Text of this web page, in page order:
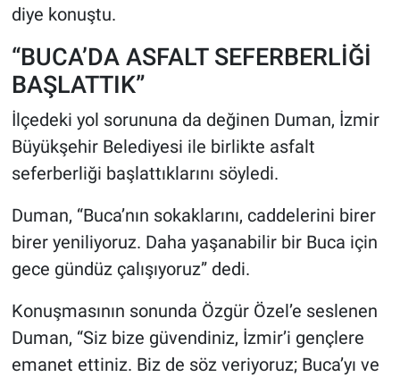
diye konuştu.
“BUCA’DA ASFALT SEFERBERLİĞİ
BAŞLATTIK”
İlçedeki yol sorununa da değinen Duman, İzmir
Büyükşehir Belediyesi ile birlikte asfalt
seferberliği başlattıklarını söyledi.
Duman, “Buca’nın sokaklarını, caddelerini birer
birer yeniliyoruz. Daha yaşanabilir bir Buca için
gece gündüz çalışıyoruz” dedi.
Konuşmasının sonunda Özgür Özel’e seslenen
Duman, “Siz bize güvendiniz, İzmir’i gençlere
emanet ettiniz. Biz de söz veriyoruz; Buca’yı ve